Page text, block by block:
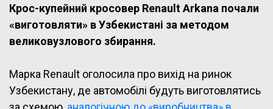
Крос-купейний кросовер Renault Arkana почали
«виготовляти» в Узбекистані за методом
великовузлового збирання.
Марка Renault оголосила про вихід на ринок
Узбекистану, де автомобілі будуть виготовлятись